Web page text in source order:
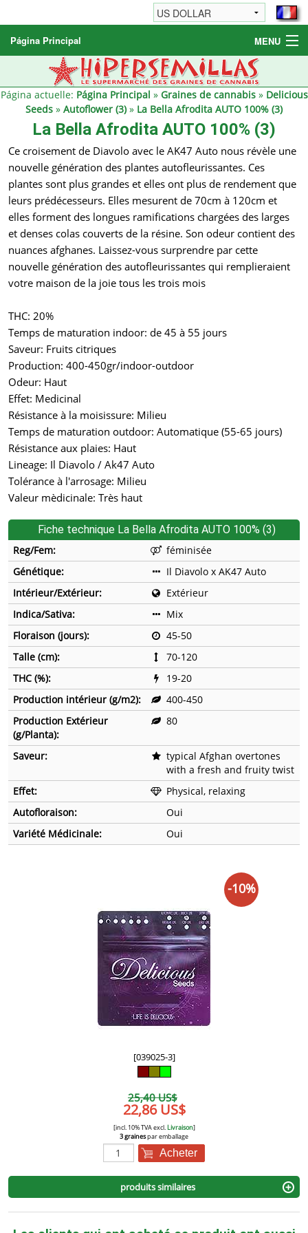
Página Principal MENU
Graines de cannabis
Autres produits
Página actuelle: Página Principal » Graines de cannabis» Delicious
Seeds » Autoflower (3)» La Bella Afrodita AUTO 100% (3)
La Bella Afrodita AUTO 100% (3)
Ce croisement de Diavolo avec le AK47 Auto nous révèle une
nouvelle génération des plantes autofleurissantes. Ces
plantes sont plus grandes et elles ont plus de rendement que
leurs prédécesseurs. Elles mesurent de 70cm à 120cm et
elles forment des longues ramifications chargées des larges
et denses colas couverts de la résine. Son odeur contient des
nuances afghanes. Laissez-vous surprendre par cette
nouvelle génération des autofleurissantes qui remplieraient
votre maison de la joie tous les trois mois
THC: 20%
Temps de maturation indoor: de 45 à 55 jours
Saveur: Fruits citriques
Production: 400-450gr/indoor-outdoor
Odeur: Haut
Effet: Medicinal
Résistance à la moisissure: Milieu
Temps de maturation outdoor: Automatique (55-65 jours)
Résistance aux plaies: Haut
Lineage: Il Diavolo / Ak47 Auto
Tolérance à l'arrosage: Milieu
Valeur mèdicinale: Très haut
Fiche technique La Bella Afrodita AUTO 100% (3)
Reg/Fem:
féminisée
Génétique:
Il Diavolo x AK47 Auto
Intérieur/Extérieur:
Extérieur
Indica/Sativa:
Mix
Floraison (jours):
45-50
Talle (cm):
70-120
THC (%):
19-20
Production intérieur (g/m2):
400-450
Production Extérieur
(g/Planta):
80
Saveur:
typical Afghan overtones
with a fresh and fruity twist
Effet:
Physical, relaxing
Autofloraison:
Oui
Variété Médicinale:
Oui
[039025-3]
25,40 US$
22,86 US$
[incl. 10% TVA excl. Livraison]
3 grainespar emballage
Acheter
-10%
produits similaires